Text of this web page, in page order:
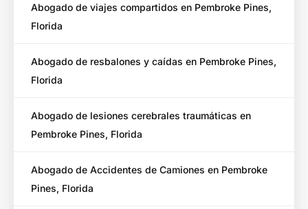
Abogado de viajes compartidos en Pembroke Pines,
Florida
Abogado de resbalones y caídas en Pembroke Pines,
Florida
Abogado de lesiones cerebrales traumáticas en
Pembroke Pines, Florida
Abogado de Accidentes de Camiones en Pembroke
Pines, Florida